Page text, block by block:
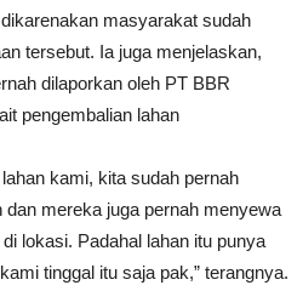
masyarakat sudah
tersebut. Ia juga menjelaskan,
dilaporkan oleh PT BBR
pengembalian lahan
kami, kita sudah pernah
mereka juga pernah menyewa
lokasi. Padahal lahan itu punya
tinggal itu saja pak,” terangnya.